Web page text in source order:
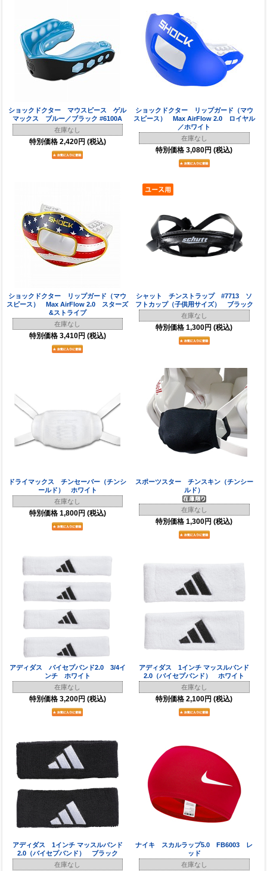
ショックドクター マウスピース ゲル
マックス ブルー／ブラック #6100A
在庫なし
特別価格 2,420円 (税込)
ショックドクター リップガード（マウ
スピース） Max AirFlow 2.0 ロイヤル
／ホワイト
在庫なし
特別価格 3,080円 (税込)
ショックドクター リップガード（マウ
スピース） Max AirFlow 2.0 スターズ
&ストライプ
在庫なし
特別価格 3,410円 (税込)
シャット チンストラップ #7713 ソ
フトカップ（子供用サイズ） ブラック
在庫なし
特別価格 1,300円 (税込)
ドライマックス チンセーバー（チンシ
ールド） ホワイト
在庫なし
特別価格 1,800円 (税込)
スポーツスター チンスキン（チンシー
ルド）
在庫なし
特別価格 1,300円 (税込)
アディダス バイセプバンド2.0 3/4イ
ンチ ホワイト
在庫なし
特別価格 3,200円 (税込)
アディダス 1インチ マッスルバンド
2.0（バイセプバンド） ホワイト
在庫なし
特別価格 2,100円 (税込)
アディダス 1インチ マッスルバンド
2.0（バイセプバンド） ブラック
在庫なし
ナイキ スカルラップ5.0 FB6003 レ
ッド
在庫なし